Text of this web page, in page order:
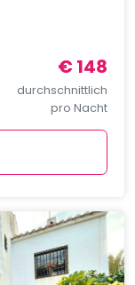
€ 148
durchschnittlich
pro Nacht